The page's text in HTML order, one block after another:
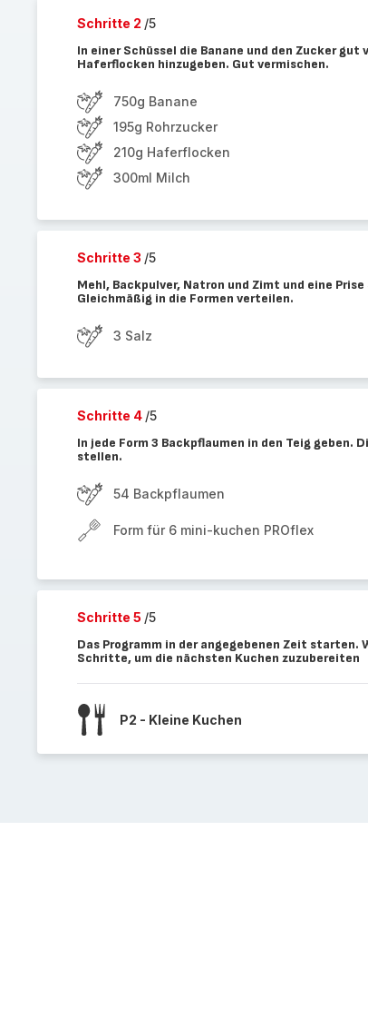
Schritte 2 /5
In einer Schüssel die Banane und den Zucker
Haferflocken hinzugeben. Gut vermischen.
750g Banane
195g Rohrzucker
210g Haferflocken
300ml Milch
Schritte 3 /5
Mehl, Backpulver, Natron und Zimt und eine
Gleichmäßig in die Formen verteilen.
3 Salz
Schritte 4 /5
In jede Form 3 Backpflaumen in den Teig geben.
stellen.
54 Backpflaumen
Form für 6 mini-kuchen PROflex
Schritte 5 /5
Das Programm in der angegebenen Zeit starten.
Schritte, um die nächsten Kuchen zuzubereiten
P2 - Kleine Kuchen